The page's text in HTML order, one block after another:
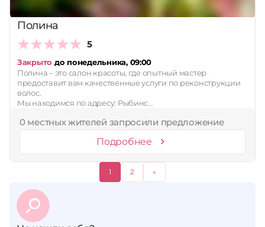
Полина
5
Закрыто до понедельника, 09:00
Полина – это салон красоты, где опытный мастер
предоставит вам качественные услуги по реконструкции
волос.
Мы находимся по адресу: Рыбинс…
0 местных жителей запросили предложение
Подробнее
1 2 »